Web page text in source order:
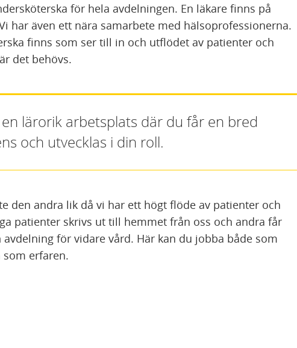
för hela avdelningen. En läkare finns på
har även ett nära samarbete med hälsoprofessionerna.
finns som ser till in och utflödet av patienter och
det behövs.
en lärorik arbetsplats där du får en bred
och utvecklas i din roll.
den andra lik då vi har ett högt flöde av patienter och
patienter skrivs ut till hemmet från oss och andra får
för vidare vård. Här kan du jobba både som
erfaren.